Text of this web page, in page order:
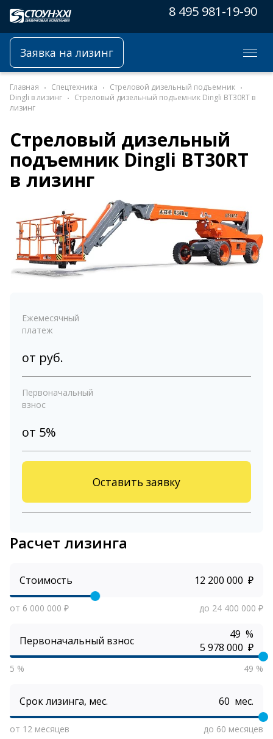
8 495 981-19-90
Заявка на лизинг
Главная Спецтехника
Стреловой дизельный подъемник
Dingli в лизинг
Стреловый дизельный подъемник Dingli BT30RT в
лизинг
Стреловый дизельный
подъемник Dingli BT30RT
в лизинг
Ежемесячный
платеж
от руб.
Первоначальный
взнос
от 5%
Оставить заявку
Расчет лизинга
Стоимость ₽
от 6 000 000 ₽ до 24 400 000 ₽
Первоначальный взнос
%
₽
5 % 49 %
Срок лизинга, мес. мес.
от 12 месяцев до 60 месяцев